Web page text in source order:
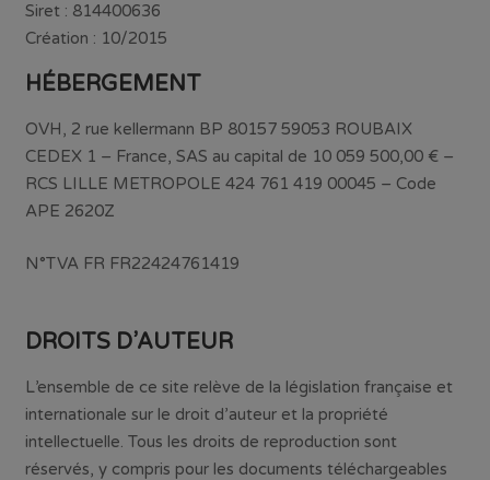
Siret : 814400636
Création : 10/2015
HÉBERGEMENT
OVH, 2 rue kellermann BP 80157 59053 ROUBAIX
CEDEX 1 – France, SAS au capital de 10 059 500,00 € –
RCS LILLE METROPOLE 424 761 419 00045 – Code
APE 2620Z
N°TVA FR FR22424761419
DROITS D’AUTEUR
L’ensemble de ce site relève de la législation française et
internationale sur le droit d’auteur et la propriété
intellectuelle. Tous les droits de reproduction sont
réservés, y compris pour les documents téléchargeables